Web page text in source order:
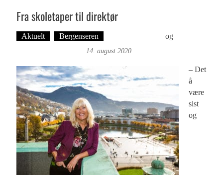
Fra skoletaper til direktør
Aktuelt Bergenseren og
14. august 2020
– Det
å
være
sist
og